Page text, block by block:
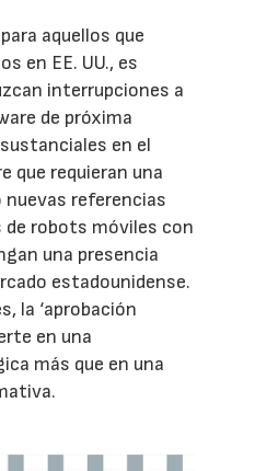
aquellos que
en EE. UU., es
interrupciones a
de próxima
en el
que requieran una
referencias
de robots móviles con
una presencia
estadounidense.
la ‘aprobación
en una
más que en una